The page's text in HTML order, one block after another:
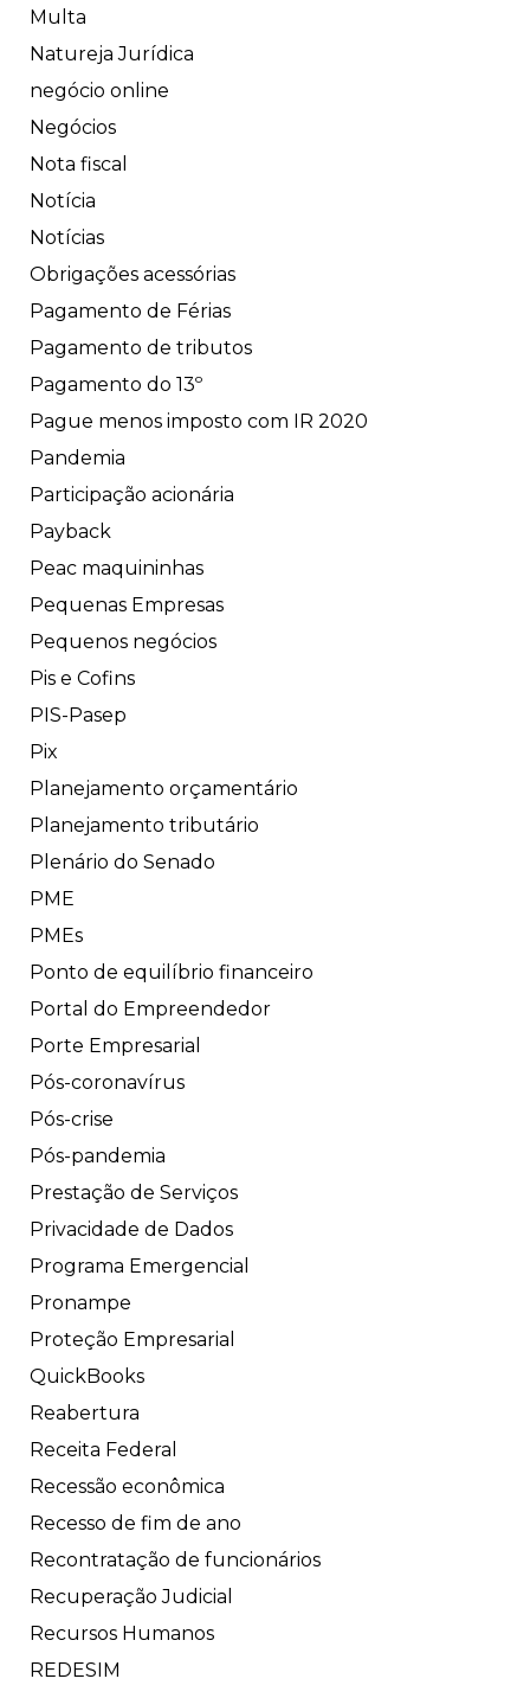
Multa
Natureja Jurídica
negócio online
Negócios
Nota fiscal
Notícia
Notícias
Obrigações acessórias
Pagamento de Férias
Pagamento de tributos
Pagamento do 13º
Pague menos imposto com IR 2020
Pandemia
Participação acionária
Payback
Peac maquininhas
Pequenas Empresas
Pequenos negócios
Pis e Cofins
PIS-Pasep
Pix
Planejamento orçamentário
Planejamento tributário
Plenário do Senado
PME
PMEs
Ponto de equilíbrio financeiro
Portal do Empreendedor
Porte Empresarial
Pós-coronavírus
Pós-crise
Pós-pandemia
Prestação de Serviços
Privacidade de Dados
Programa Emergencial
Pronampe
Proteção Empresarial
QuickBooks
Reabertura
Receita Federal
Recessão econômica
Recesso de fim de ano
Recontratação de funcionários
Recuperação Judicial
Recursos Humanos
REDESIM